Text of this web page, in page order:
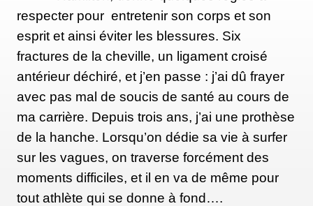
respecter pour entretenir son corps et son
esprit et ainsi éviter les blessures. Six
fractures de la cheville, un ligament croisé
antérieur déchiré, et j’en passe : j’ai dû frayer
avec pas mal de soucis de santé au cours de
ma carrière. Depuis trois ans, j’ai une prothèse
de la hanche. Lorsqu’on dédie sa vie à surfer
sur les vagues, on traverse forcément des
moments difficiles, et il en va de même pour
tout athlète qui se donne à fond….